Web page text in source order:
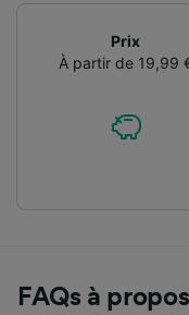
Prix
À partir de 19,99
FAQs à